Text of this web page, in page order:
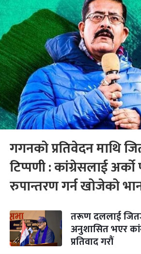
गगनको प्रतिवेदन माथि
टिप्पणी : कांग्रेसलाई अर्को
रुपान्तरण गर्न खोजेको
तरूण दललाई
अनुशासित भएर
प्रतिवाद गरौं